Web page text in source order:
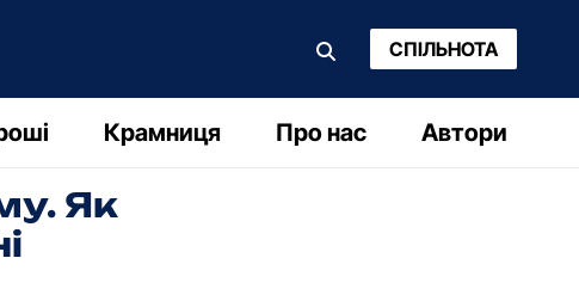
СПІЛЬНОТА
Крамниця Про нас Автори
Як